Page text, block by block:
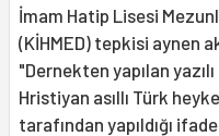
İmam Hatip Lisesi
(KİHMED) tepkisi aynen
"Dernekten yapılan
Hristiyan asıllı Türk
tarafından yapıldığı